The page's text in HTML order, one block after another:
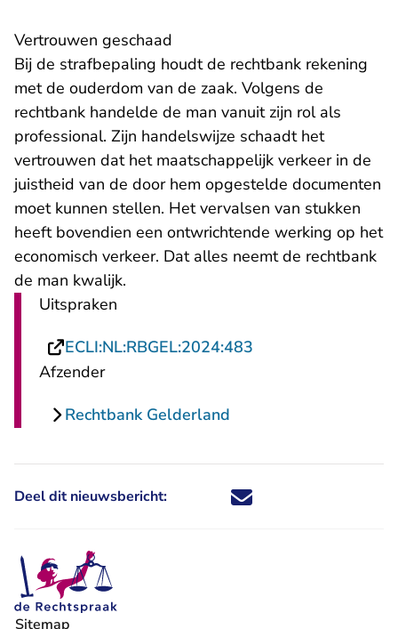
Vertrouwen geschaad
Bij de strafbepaling houdt de rechtbank rekening
met de ouderdom van de zaak. Volgens de
rechtbank handelde de man vanuit zijn rol als
professional. Zijn handelswijze schaadt het
vertrouwen dat het maatschappelijk verkeer in de
juistheid van de door hem opgestelde documenten
moet kunnen stellen. Het vervalsen van stukken
heeft bovendien een ontwrichtende werking op het
economisch verkeer. Dat alles neemt de rechtbank
de man kwalijk.
Uitspraken
ECLI:NL:RBGEL:2024:483
Afzender
Rechtbank Gelderland
Deel dit nieuwsbericht: Deel dit nieuwsbericht via X -
Deel dit nieuwsbericht via
Deel dit nieuwsbericht
Deel dit
Sitemap